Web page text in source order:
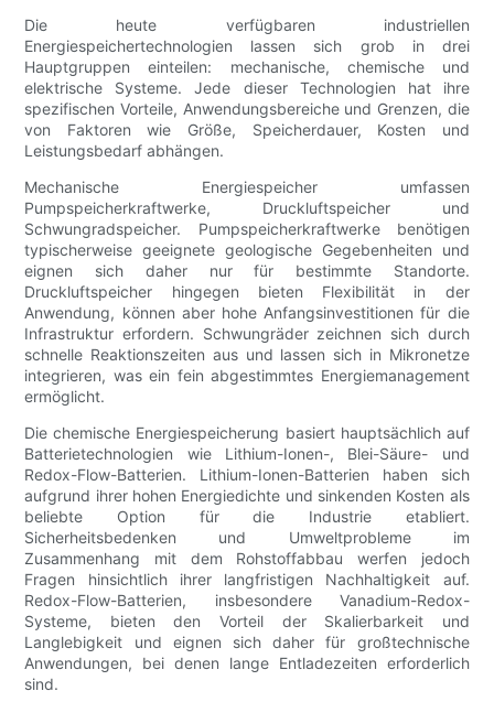
Die heute verfügbaren industriellen
Energiespeichertechnologien lassen sich grob in drei
Hauptgruppen einteilen: mechanische, chemische und
elektrische Systeme. Jede dieser Technologien hat ihre
spezifischen Vorteile, Anwendungsbereiche und Grenzen, die
von Faktoren wie Größe, Speicherdauer, Kosten und
Leistungsbedarf abhängen.
Mechanische Energiespeicher umfassen
Pumpspeicherkraftwerke, Druckluftspeicher und
Schwungradspeicher. Pumpspeicherkraftwerke benötigen
typischerweise geeignete geologische Gegebenheiten und
eignen sich daher nur für bestimmte Standorte.
Druckluftspeicher hingegen bieten Flexibilität in der
Anwendung, können aber hohe Anfangsinvestitionen für die
Infrastruktur erfordern. Schwungräder zeichnen sich durch
schnelle Reaktionszeiten aus und lassen sich in Mikronetze
integrieren, was ein fein abgestimmtes Energiemanagement
ermöglicht.
Die chemische Energiespeicherung basiert hauptsächlich auf
Batterietechnologien wie Lithium-Ionen-, Blei-Säure- und
Redox-Flow-Batterien. Lithium-Ionen-Batterien haben sich
aufgrund ihrer hohen Energiedichte und sinkenden Kosten als
beliebte Option für die Industrie etabliert.
Sicherheitsbedenken und Umweltprobleme im
Zusammenhang mit dem Rohstoffabbau werfen jedoch
Fragen hinsichtlich ihrer langfristigen Nachhaltigkeit auf.
Redox-Flow-Batterien, insbesondere Vanadium-Redox-
Systeme, bieten den Vorteil der Skalierbarkeit und
Langlebigkeit und eignen sich daher für großtechnische
Anwendungen, bei denen lange Entladezeiten erforderlich
sind.